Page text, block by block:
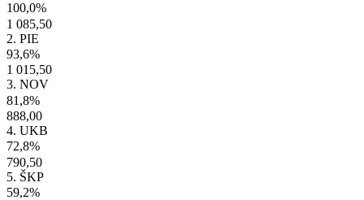
100,0%
1 085,50
2. PIE
93,6%
1 015,50
3. NOV
81,8%
888,00
4. UKB
72,8%
790,50
5. ŠKP
59,2%